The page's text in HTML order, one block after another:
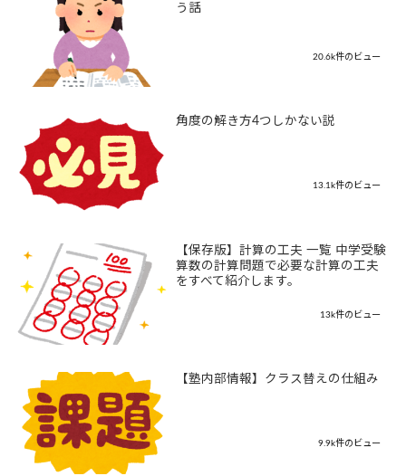
う話
20.6k件のビュー
角度の解き方4つしかない説
13.1k件のビュー
【保存版】計算の工夫 一覧 中学受験
算数の計算問題で必要な計算の工夫
をすべて紹介します。
13k件のビュー
【塾内部情報】クラス替えの仕組み
9.9k件のビュー